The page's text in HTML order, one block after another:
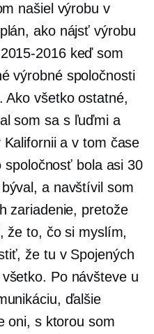
našiel výrobu v
ako nájsť výrobu
2015-2016keď som
výrobné spoločnosti
Ako všetko ostatné,
som sa s ľuďmi a
a v tom čase
spoločnosť bola asi 30
a navštívil som
zariadenie, pretože
že to, čo si myslím,
že tu v Spojených
Po návšteve u
ďalšie
oni, s ktorou som